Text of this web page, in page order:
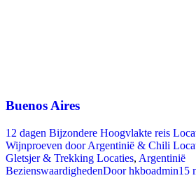
Buenos Aires
12 dagen Bijzondere Hoogvlakte reis
Wijnproeven door Argentinië & Chili
Gletsjer & Trekking Locaties, Argentinië
BezienswaardighedenDoorhkboadmin15